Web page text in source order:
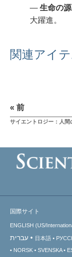
― 生命の源
大躍進。
関連アイ
« 前
サイエントロジー：人間
国際サイト
ENGLISH (US/
עברית 日本語
NORSK
SVENSKA